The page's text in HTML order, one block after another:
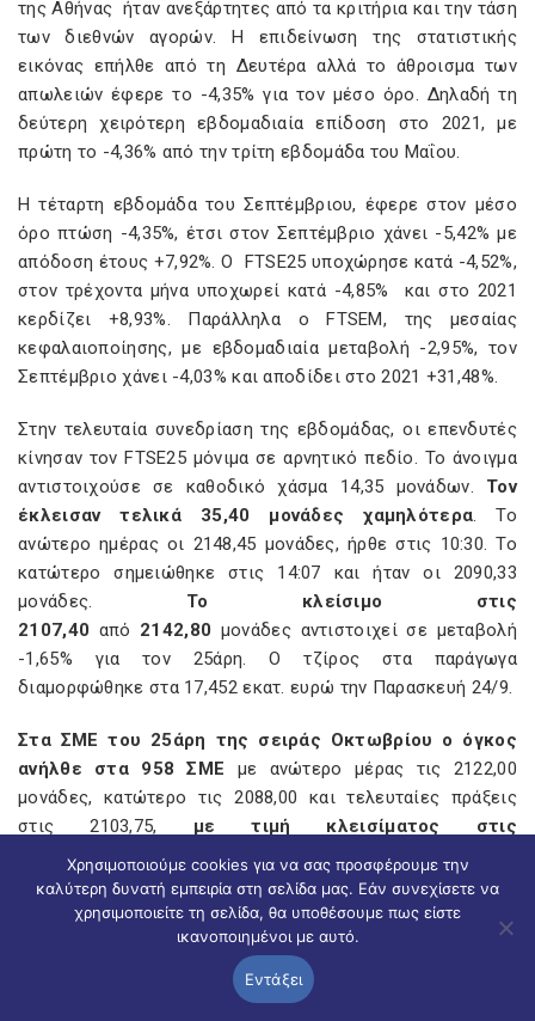
της Αθήνας ήταν ανεξάρτητες από τα κριτήρια και την τάση
των διεθνών αγορών. Η επιδείνωση της στατιστικής
εικόνας επήλθε από τη Δευτέρα αλλά το άθροισμα των
απωλειών έφερε το -4,35% για τον μέσο όρο. Δηλαδή τη
δεύτερη χειρότερη εβδομαδιαία επίδοση στο 2021, με
πρώτη το -4,36% από την τρίτη εβδομάδα του Μαΐου.
Η τέταρτη εβδομάδα του Σεπτέμβριου, έφερε στον μέσο
όρο πτώση -4,35%, έτσι στον Σεπτέμβριο χάνει -5,42% με
απόδοση έτους +7,92%. Ο FTSE25 υποχώρησε κατά -4,52%,
στον τρέχοντα μήνα υποχωρεί κατά -4,85% και στο 2021
κερδίζει +8,93%. Παράλληλα ο FTSEM, της μεσαίας
κεφαλαιοποίησης, με εβδομαδιαία μεταβολή -2,95%, τον
Σεπτέμβριο χάνει -4,03% και αποδίδει στο 2021 +31,48%.
Στην τελευταία συνεδρίαση της εβδομάδας, οι επενδυτές
κίνησαν τον FTSE25 μόνιμα σε αρνητικό πεδίο. Το άνοιγμα
αντιστοιχούσε σε καθοδικό χάσμα 14,35 μονάδων. Τον
έκλεισαν τελικά 35,40 μονάδες χαμηλότερα. Το
ανώτερο ημέρας οι 2148,45 μονάδες, ήρθε στις 10:30. Το
κατώτερο σημειώθηκε στις 14:07 και ήταν οι 2090,33
μονάδες. Το κλείσιμο στις
2107,40 από 2142,80 μονάδες αντιστοιχεί σε μεταβολή
-1,65% για τον 25άρη. Ο τζίρος στα παράγωγα
διαμορφώθηκε στα 17,452 εκατ. ευρώ την Παρασκευή 24/9.
Στα ΣΜΕ του 25άρη της σειράς Οκτωβρίου ο όγκος
ανήλθε στα 958
ΣΜΕ με ανώτερο μέρας τις 2122,00
μονάδες, κατώτερο τις 2088,00 και τελευταίες πράξεις
στις 2103,75, με τιμή κλεισίματος στις
2106,25
2139,25
ανήλθαν σε
5173 από5278οιανοικτές θέσεις.Επίσης άλλαξαν
χέρια 171ΣΜΕ λήξης Νοεμβρίουμε ανώτερο μέρας τις
2121,75 μονάδες, κατώτερο τις 2085,25 και τελευταίες
πράξεις στις 2095,00,
με κλείσιμο στις
και οι ανοικτές θέσεις ανήλθαν
Χρησιμοποιούμε cookies για να σας προσφέρουμε την
καλύτερη δυνατή εμπειρία στη σελίδα μας. Εάν συνεχίσετε να
χρησιμοποιείτε τη σελίδα, θα υποθέσουμε πως είστε
ικανοποιημένοι με αυτό.
Εντάξει